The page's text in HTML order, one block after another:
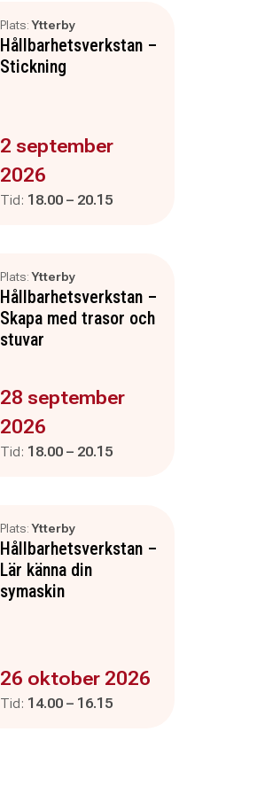
Plats:Ytterby
Hållbarhetsverkstan –
Stickning
Evenemanget är :
2 september
2026
Tid: Pågår mellan
18.00 – och
20.15
Plats:Ytterby
Hållbarhetsverkstan –
Skapa med trasor och
stuvar
Evenemanget är :
28 september
2026
Tid: Pågår mellan
18.00 – och
20.15
Plats:Ytterby
Hållbarhetsverkstan –
Lär känna din
symaskin
Evenemanget är :
26 oktober 2026
Tid: Pågår mellan
14.00 – och
16.15